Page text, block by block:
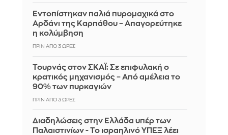
Εντοπίστηκαν παλιά πυρομαχικά στο
Αρδάνι της Καρπάθου – Απαγορεύτηκε
η κολύμβηση
ΠΡΙΝ ΑΠΌ 3 ΏΡΕΣ
Τουρνάς στον ΣΚΑΪ: Σε επιφυλακή ο
κρατικός μηχανισμός – Από αμέλεια το
90% των πυρκαγιών
ΠΡΙΝ ΑΠΌ 3 ΏΡΕΣ
Διαδηλώσεις στην Ελλάδα υπέρ των
Παλαιστινίων - Το ισραηλινό ΥΠΕΞ λέει